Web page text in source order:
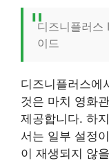
디즈니플러스
이드
디즈니플러스에
것은 마치 영화
제공합니다. 하
서는 일부 설정
이 재생되지 않